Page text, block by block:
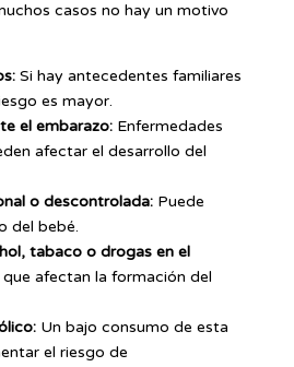
casos no hay un motivo
Si hay antecedentes familiares
es mayor.
el embarazo:Enfermedades
afectar el desarrollo del
o descontrolada:Puede
del bebé.
tabaco o drogas en el
afectan la formación del
Un bajo consumo de esta
el riesgo de